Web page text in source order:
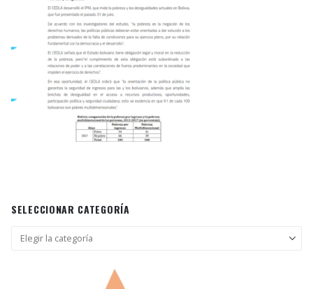
SELECCIONAR CATEGORÍA
Seleccionar
categoría